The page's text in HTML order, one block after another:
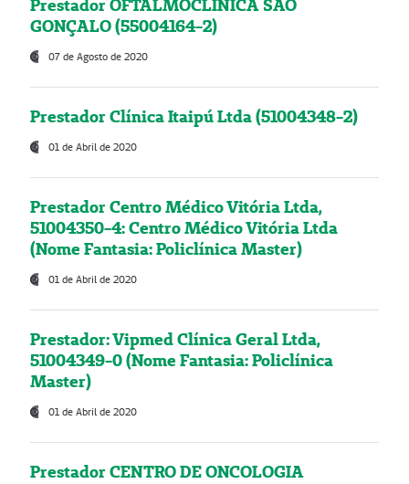
Prestador OFTALMOCLÍNICA SÃO
GONÇALO (55004164-2)
07 de Agosto de 2020
Prestador Clínica Itaipú Ltda (51004348-2)
01 de Abril de 2020
Prestador Centro Médico Vitória Ltda,
51004350-4: Centro Médico Vitória Ltda
(Nome Fantasia: Policlínica Master)
01 de Abril de 2020
Prestador: Vipmed Clínica Geral Ltda,
51004349-0 (Nome Fantasia: Policlínica
Master)
01 de Abril de 2020
Prestador CENTRO DE ONCOLOGIA